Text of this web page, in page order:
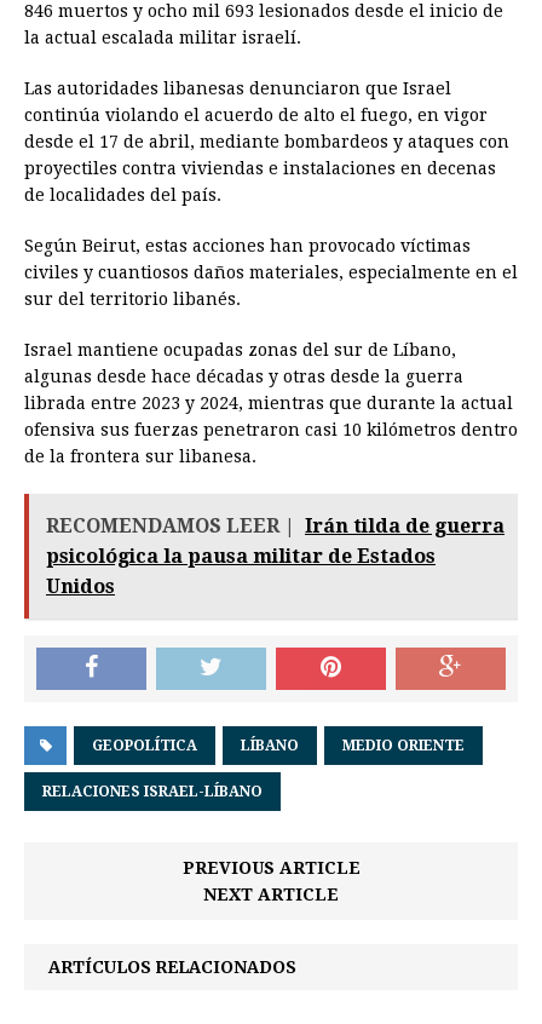
846 muertos y ocho mil 693 lesionados desde el inicio de
la actual escalada militar israelí.
Las autoridades libanesas denunciaron que Israel
continúa violando el acuerdo de alto el fuego, en vigor
desde el 17 de abril, mediante bombardeos y ataques con
proyectiles contra viviendas e instalaciones en decenas
de localidades del país.
Según Beirut, estas acciones han provocado víctimas
civiles y cuantiosos daños materiales, especialmente en el
sur del territorio libanés.
Israel mantiene ocupadas zonas del sur de Líbano,
algunas desde hace décadas y otras desde la guerra
librada entre 2023 y 2024, mientras que durante la actual
ofensiva sus fuerzas penetraron casi 10 kilómetros dentro
de la frontera sur libanesa.
RECOMENDAMOS LEER |
Irán tilda de guerra
psicológica la pausa militar de Estados
Unidos
GEOPOLÍTICA LÍBANO MEDIO ORIENTE
RELACIONES ISRAEL-LÍBANO
PREVIOUS ARTICLE
NEXT ARTICLE
ARTÍCULOS RELACIONADOS